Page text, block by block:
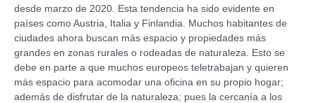
desde marzo de 2020. Esta tendencia ha sido evidente en
países como Austria, Italia y Finlandia. Muchos habitantes de
ciudades ahora buscan más espacio y propiedades más
grandes en zonas rurales o rodeadas de naturaleza. Esto se
debe en parte a que muchos europeos teletrabajan y quieren
más espacio para acomodar una oficina en su propio hogar;
además de disfrutar de la naturaleza; pues la cercanía a los